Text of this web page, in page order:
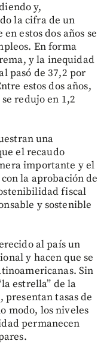
y,
la cifra de un
estos dos años se
En forma
y la inequidad
pasó de 37,2 por
estos dos años,
redujo en 1,2
una
el recaudo
importante y el
la aprobación de
fiscal
y sostenible
al país un
y hacen que se
Sin
estrella” de la
presentan tasas de
modo, los niveles
permanecen